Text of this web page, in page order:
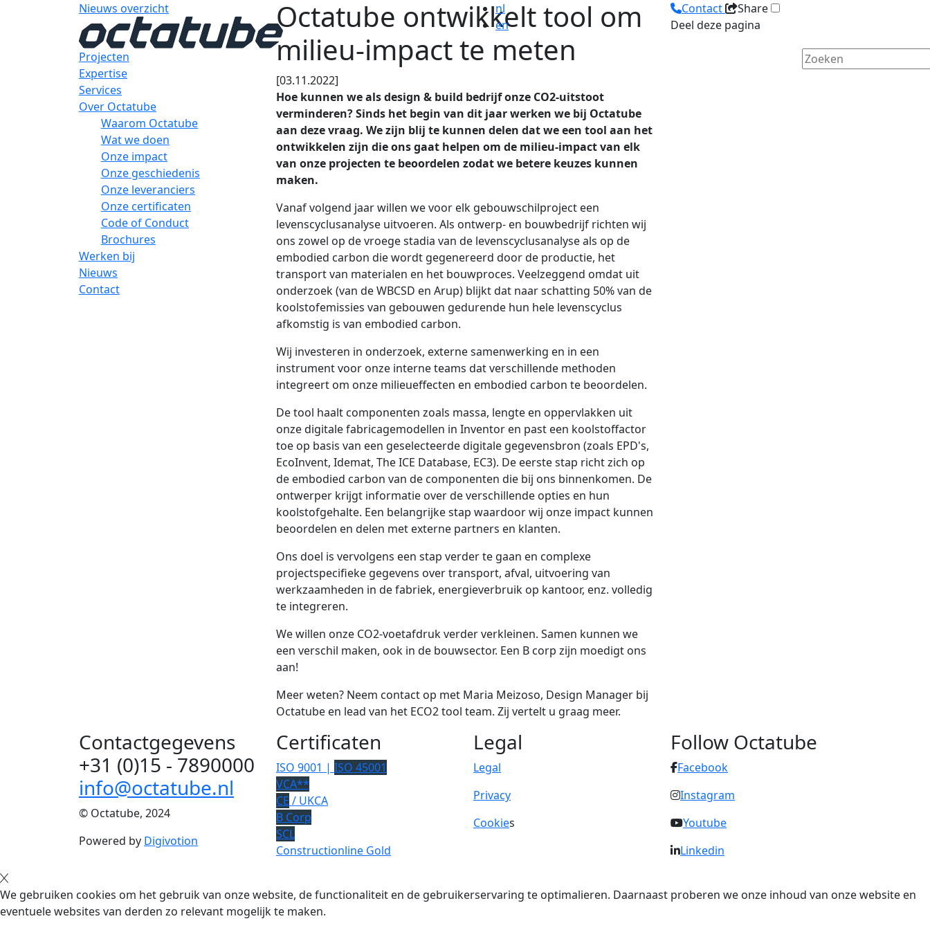
nl
en
Projecten
Expertise
Services
Over Octatube
Waarom Octatube
Wat we doen
Onze impact
Onze geschiedenis
Onze leveranciers
Onze certificaten
Code of Conduct
Brochures
Werken bij
Nieuws
Contact
Nieuws overzicht
Octatube ontwikkelt tool om
milieu-impact te meten
[03.11.2022]
Hoe kunnen we als design & build bedrijf onze CO2-uitstoot
verminderen? Sinds het begin van dit jaar werken we bij Octatube
aan deze vraag. We zijn blij te kunnen delen dat we een tool aan het
ontwikkelen zijn die ons gaat helpen om de milieu-impact van elk
van onze projecten te beoordelen zodat we betere keuzes kunnen
maken.
Vanaf volgend jaar willen we voor elk gebouwschilproject een
levenscyclusanalyse uitvoeren. Als ontwerp- en bouwbedrijf richten wij
ons zowel op de vroege stadia van de levenscyclusanalyse als op de
embodied carbon die wordt gegenereerd door de productie, het
transport van materialen en het bouwproces. Veelzeggend omdat uit
onderzoek (van de WBCSD en Arup) blijkt dat naar schatting 50% van de
koolstofemissies van gebouwen gedurende hun hele levenscyclus
afkomstig is van embodied carbon.
Wij investeren in onderzoek, externe samenwerking en in een
instrument voor onze interne teams dat verschillende methoden
integreert om onze milieueffecten en embodied carbon te beoordelen.
De tool haalt componenten zoals massa, lengte en oppervlakken uit
onze digitale fabricagemodellen in Inventor en past een koolstoffactor
toe op basis van een geselecteerde digitale gegevensbron (zoals EPD's,
EcoInvent, Idemat, The ICE Database, EC3). De eerste stap richt zich op
de embodied carbon van de componenten die bij ons binnenkomen. De
ontwerper krijgt informatie over de verschillende opties en hun
koolstofgehalte. Een belangrijke stap waardoor wij onze impact kunnen
beoordelen en delen met externe partners en klanten.
Ons doel is vervolgens een stap verder te gaan en complexe
projectspecifieke gegevens over transport, afval, uitvoering van
werkzaamheden in de fabriek, energieverbruik op kantoor, enz. volledig
te integreren.
We willen onze CO2-voetafdruk verder verkleinen. Samen kunnen we
een verschil maken, ook in de bouwsector. Een B corp zijn moedigt ons
aan!
Meer weten? Neem contact op met Maria Meizoso, Design Manager bij
Octatube en lead van het ECO2 tool team. Zij vertelt u graag meer.
Contact
Share
Deel deze pagina
Contactgegevens
+31 (0)15 - 7890000
info@octatube.nl
© Octatube, 2024
Powered by Digivotion
Certificaten
ISO 9001 | ISO 45001
VCA**
CE / UKCA
B Corp
SCL
Constructionline Gold
Legal
Legal
Privacy
Cookies
Follow Octatube
Facebook
Instagram
Youtube
Linkedin
We gebruiken cookies om het gebruik van onze website, de functionaliteit en de gebruikerservaring te optimalieren. Daarnaast proberen we onze inhoud van onze website en
eventuele websites van derden zo relevant mogelijk te maken.